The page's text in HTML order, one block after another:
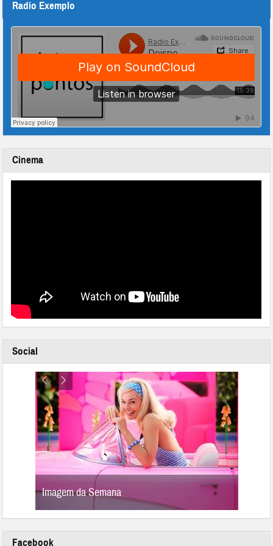
Radio Exemplo
Cinema
Social
Imagem da Semana
Facebook